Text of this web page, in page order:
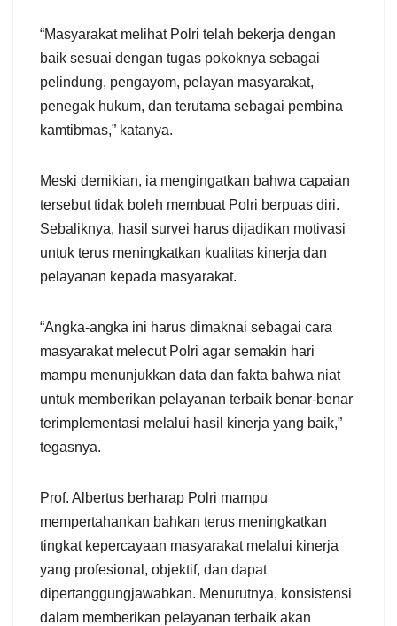
“Masyarakat melihat Polri telah bekerja dengan
baik sesuai dengan tugas pokoknya sebagai
pelindung, pengayom, pelayan masyarakat,
penegak hukum, dan terutama sebagai pembina
kamtibmas,” katanya.
Meski demikian, ia mengingatkan bahwa capaian
tersebut tidak boleh membuat Polri berpuas diri.
Sebaliknya, hasil survei harus dijadikan motivasi
untuk terus meningkatkan kualitas kinerja dan
pelayanan kepada masyarakat.
“Angka-angka ini harus dimaknai sebagai cara
masyarakat melecut Polri agar semakin hari
mampu menunjukkan data dan fakta bahwa niat
untuk memberikan pelayanan terbaik benar-benar
terimplementasi melalui hasil kinerja yang baik,”
tegasnya.
Prof. Albertus berharap Polri mampu
mempertahankan bahkan terus meningkatkan
tingkat kepercayaan masyarakat melalui kinerja
yang profesional, objektif, dan dapat
dipertanggungjawabkan. Menurutnya, konsistensi
dalam memberikan pelayanan terbaik akan